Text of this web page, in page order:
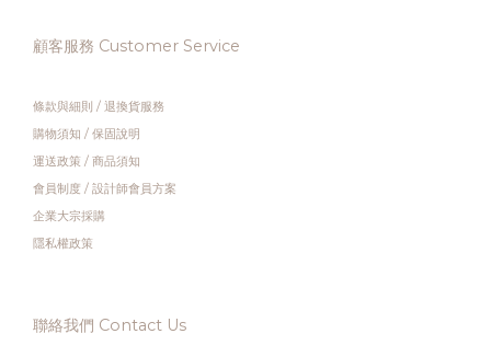
顧客服務 Customer Service
條款與細則 / 退換貨服務
購物須知 / 保固說明
運送政策 / 商品須知
會員制度 / 設計師會員方案
企業大宗採購
隱私權政策
聯絡我們 Contact Us